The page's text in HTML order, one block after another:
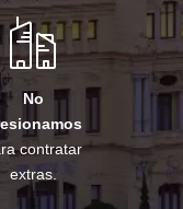
No
contratar
extras.